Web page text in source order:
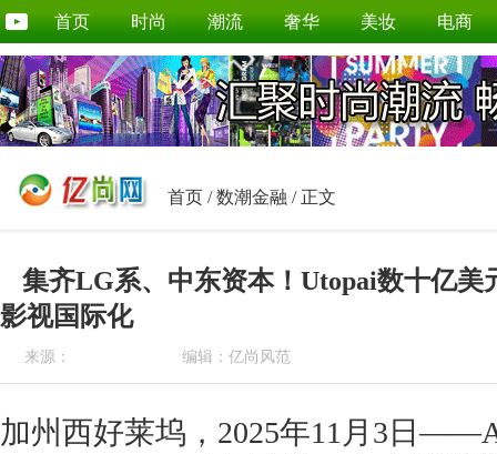
首页 时尚 潮流 奢华 美妆 电商
首页 /数潮金融 / 正文
集齐LG系、中东资本！Utopai数十亿美
影视国际化
来源： 编辑：亿尚风范
加州西好莱坞，2025年11月3日